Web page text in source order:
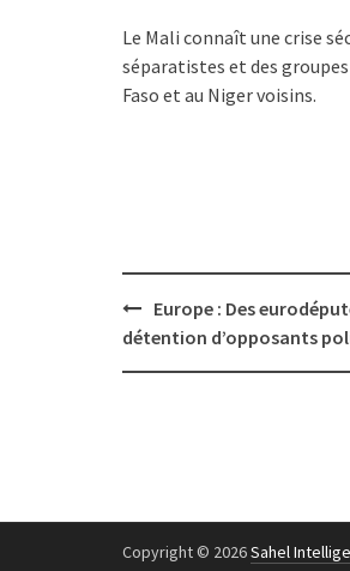
Le Mali connaît une crise
séparatistes et des groupes
Faso et au Niger voisins.
Post
navigation
Europe : Des
détention d’opposants
Copyright © 2026Sahel